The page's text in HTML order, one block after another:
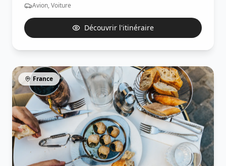
Avion, Voiture
Découvrir l'itinéraire
France